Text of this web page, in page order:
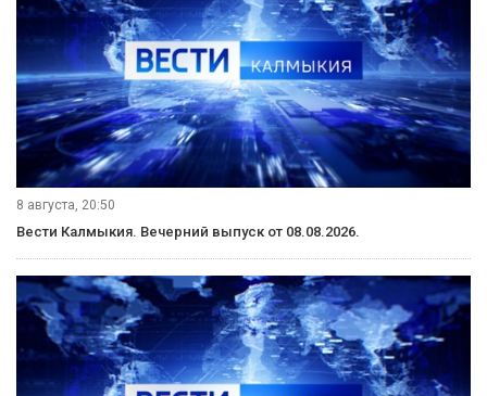
8 августа, 20:50
Вести Калмыкия. Вечерний выпуск от 08.08.2026.